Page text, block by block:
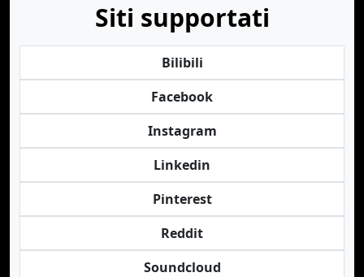
Siti supportati
Bilibili
Facebook
Instagram
Linkedin
Pinterest
Reddit
Soundcloud